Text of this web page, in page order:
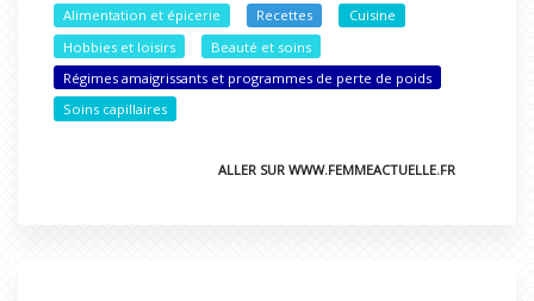
Alimentation et épicerie
Recettes
Cuisine
Hobbies et loisirs
Beauté et soins
Régimes amaigrissants et programmes de perte de poids
Soins capillaires
ALLER SUR WWW.FEMMEACTUELLE.FR